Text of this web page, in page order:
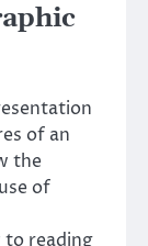
of an
the
of
to reading